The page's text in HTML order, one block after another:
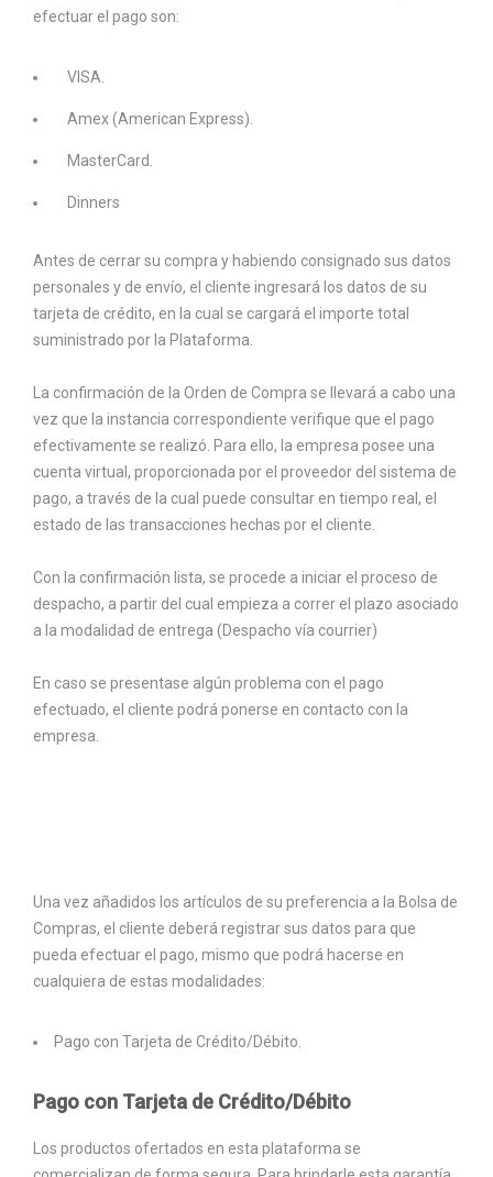
efectuar el pago son:
VISA.
Amex (American Express).
MasterCard.
Dinners
Antes de cerrar su compra y habiendo consignado sus datos
personales y de envío, el cliente ingresará los datos de su
tarjeta de crédito, en la cual se cargará el importe total
suministrado por la Plataforma.
La confirmación de la Orden de Compra se llevará a cabo una
vez que la instancia correspondiente verifique que el pago
efectivamente se realizó. Para ello, la empresa posee una
cuenta virtual, proporcionada por el proveedor del sistema de
pago, a través de la cual puede consultar en tiempo real, el
estado de las transacciones hechas por el cliente.
Con la confirmación lista, se procede a iniciar el proceso de
despacho, a partir del cual empieza a correr el plazo asociado
a la modalidad de entrega (Despacho vía courrier)
En caso se presentase algún problema con el pago
efectuado, el cliente podrá ponerse en contacto con la
empresa.
Una vez añadidos los artículos de su preferencia a la Bolsa de
Compras, el cliente deberá registrar sus datos para que
pueda efectuar el pago, mismo que podrá hacerse en
cualquiera de estas modalidades:
Pago con Tarjeta de Crédito/Débito.
Pago con Tarjeta de Crédito/Débito
Los productos ofertados en esta plataforma se